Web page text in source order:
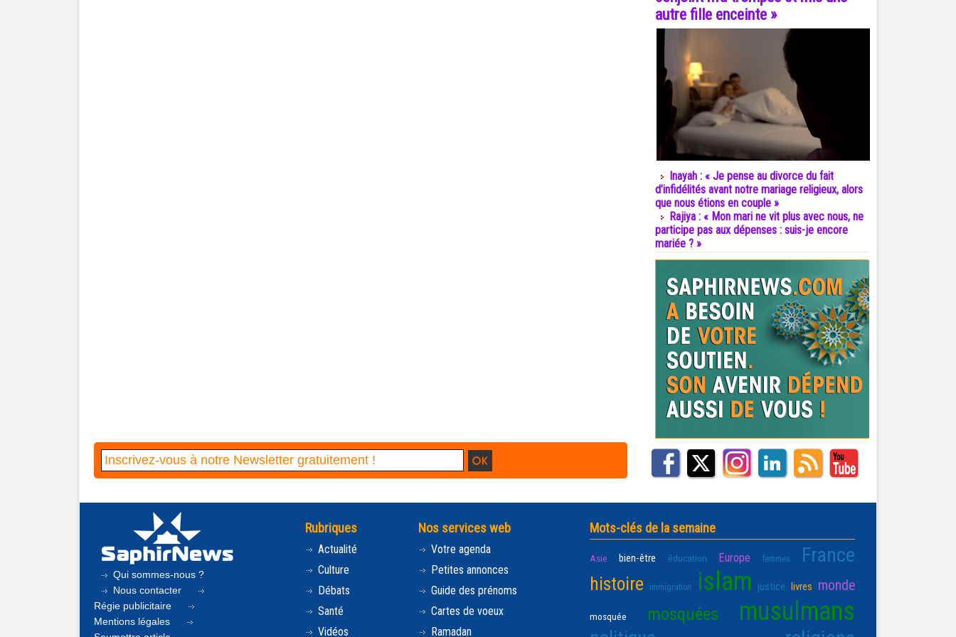
autre fille enceinte »
Inayah : « Je pense au divorce du fait
d’infidélités avant notre mariage religieux, alors
que nous étions en couple »
Rajiya : « Mon mari ne vit plus avec nous, ne
participe pas aux dépenses : suis-je encore
mariée ? »
Qui sommes-nous ?
Nous contacter
Régie publicitaire
Mentions légales
Rubriques
Actualité
Culture
Débats
Santé
Vidéos
Nos services web
Votre agenda
Petites annonces
Guide des prénoms
Cartes de voeux
Ramadan
Mots-clés de la semaine
Asie bien-être éducation Europe femmes France
histoire immigration islam justice livres monde
mosquée mosquées musulmans